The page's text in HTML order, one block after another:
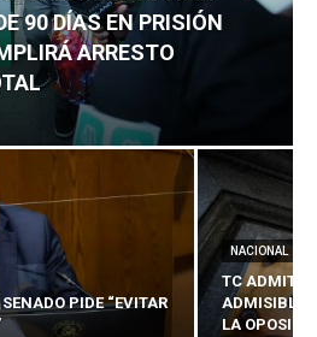
90 DÍAS EN PRISIÓN
ARRESTO
PIDE “EVITAR
NACIONAL
TC ADMITE
ADMISIBLES
LA